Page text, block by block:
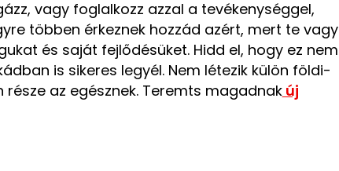
vagy foglalkozz azzal a tevékenységgel,
többen érkeznek hozzád azért, mert te vagy
és saját fejlődésüket. Hidd el, hogy ez nem
is sikeres legyél. Nem létezik külön földi-
része az egésznek. Teremts magadnakúj